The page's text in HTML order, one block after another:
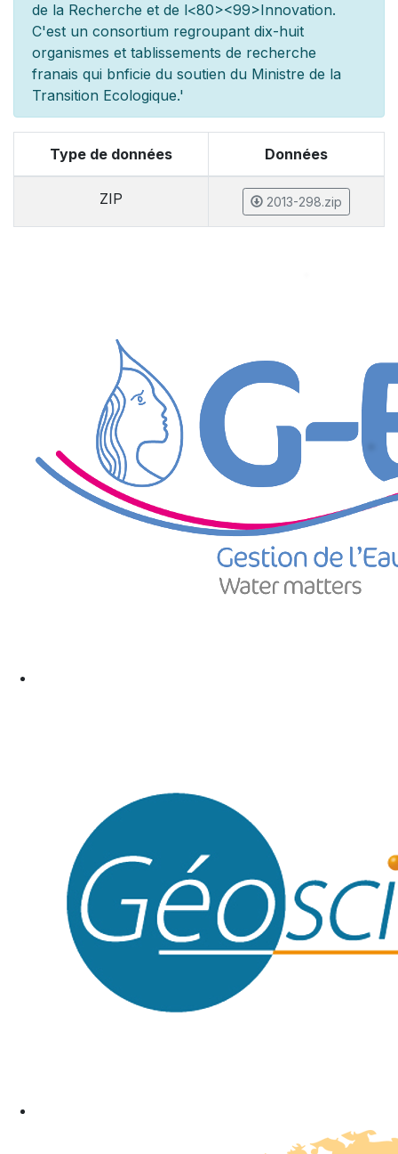
de la Recherche et de l<80><99>Innovation.
C'est un consortium regroupant dix-huit
organismes et tablissements de recherche
franais qui bnficie du soutien du Ministre de la
Transition Ecologique.'
Type de données Données
ZIP 2013-298.zip